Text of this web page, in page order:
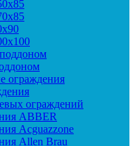
ограждения
ограждений
ABBER
Acguazzone
Allen Brau